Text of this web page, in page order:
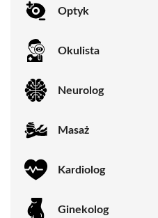
Optyk
Okulista
Neurolog
Masaż
Kardiolog
Ginekolog